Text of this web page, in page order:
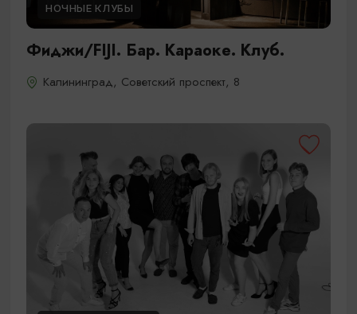
НОЧНЫЕ КЛУБЫ
Фиджи/FIJI. Бар. Караоке. Клуб.
Калининград, Советский проспект, 8